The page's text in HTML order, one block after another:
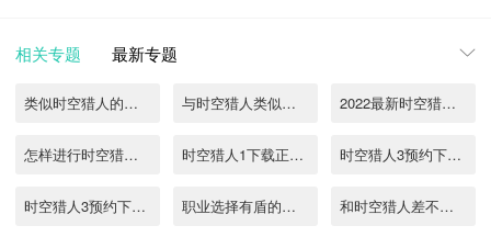
“双核心战斗”设计，融合实时动作操作与策
深度
相关专题 最新专题
类似时空猎人的游戏有哪些 与时空猎人类似的手游有哪些 2022最新时空猎人下载
怎样进行时空猎人3官网下载 时空猎人1下载正版2022 时空猎人3预约下载正版2022
时空猎人3预约下载地址2022 职业选择有盾的手游有哪些 和时空猎人差不多的游戏有哪些